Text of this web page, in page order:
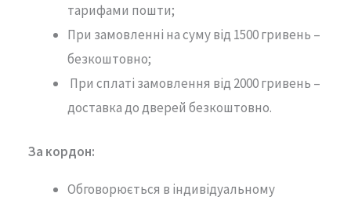
тарифами пошти;
При замовленні на суму від 1500 гривень –
безкоштовно;
При сплаті замовлення від 2000 гривень –
доставка до дверей безкоштовно.
За кордон:
Обговорюється в індивідуальному